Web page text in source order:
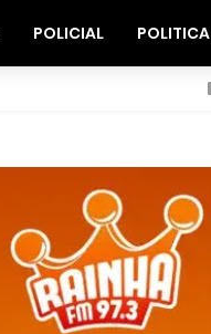
POLICIAL POLITICA